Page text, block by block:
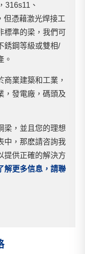
316s11、
但憑藉激光焊接工
標準的梁，我們可
銹鋼等級或雙相/
。
業建築和工業，
，發電廠，碼頭及
梁，並且您的理想
中，那麽請咨詢我
提供正確的解決方
解更多信息，請聯